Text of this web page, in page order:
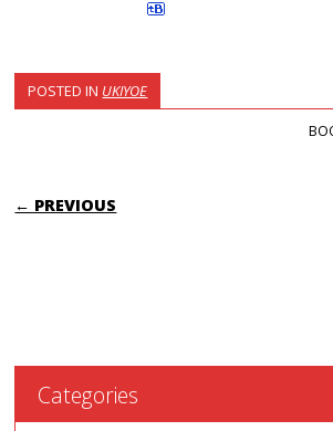
POSTED IN UKIYOE
POST NAVIGATION
← PREVIOUS
Categories